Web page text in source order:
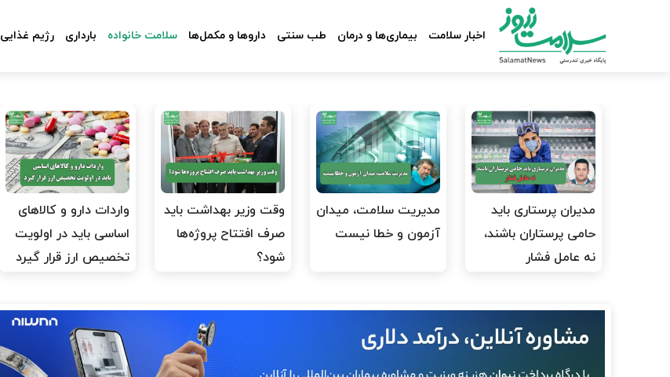
اخبار سلامت بیماری‌ها و درمان طب سنتی داروها و مکمل‌ها سلامت خانواده بارداری رژیم غذایی
مدیران پرستاری باید
حامی پرستاران باشند،
نه عامل فشار
مدیریت سلامت، میدان
آزمون و خطا نیست
وقت وزیر بهداشت باید
صرف افتتاح پروژه‌ها
شود؟
واردات دارو و کالاهای
اساسی باید در اولویت
تخصیص ارز قرار گیرد